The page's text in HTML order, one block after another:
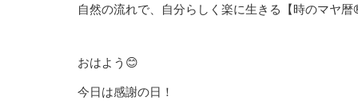
自然の流れで、自分らしく楽に生きる【時のマヤ
おはよう😊
今日は感謝の日！